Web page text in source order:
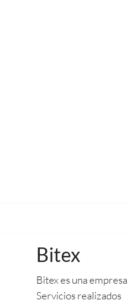
Bitex
Bitex es una
Servicios realizados